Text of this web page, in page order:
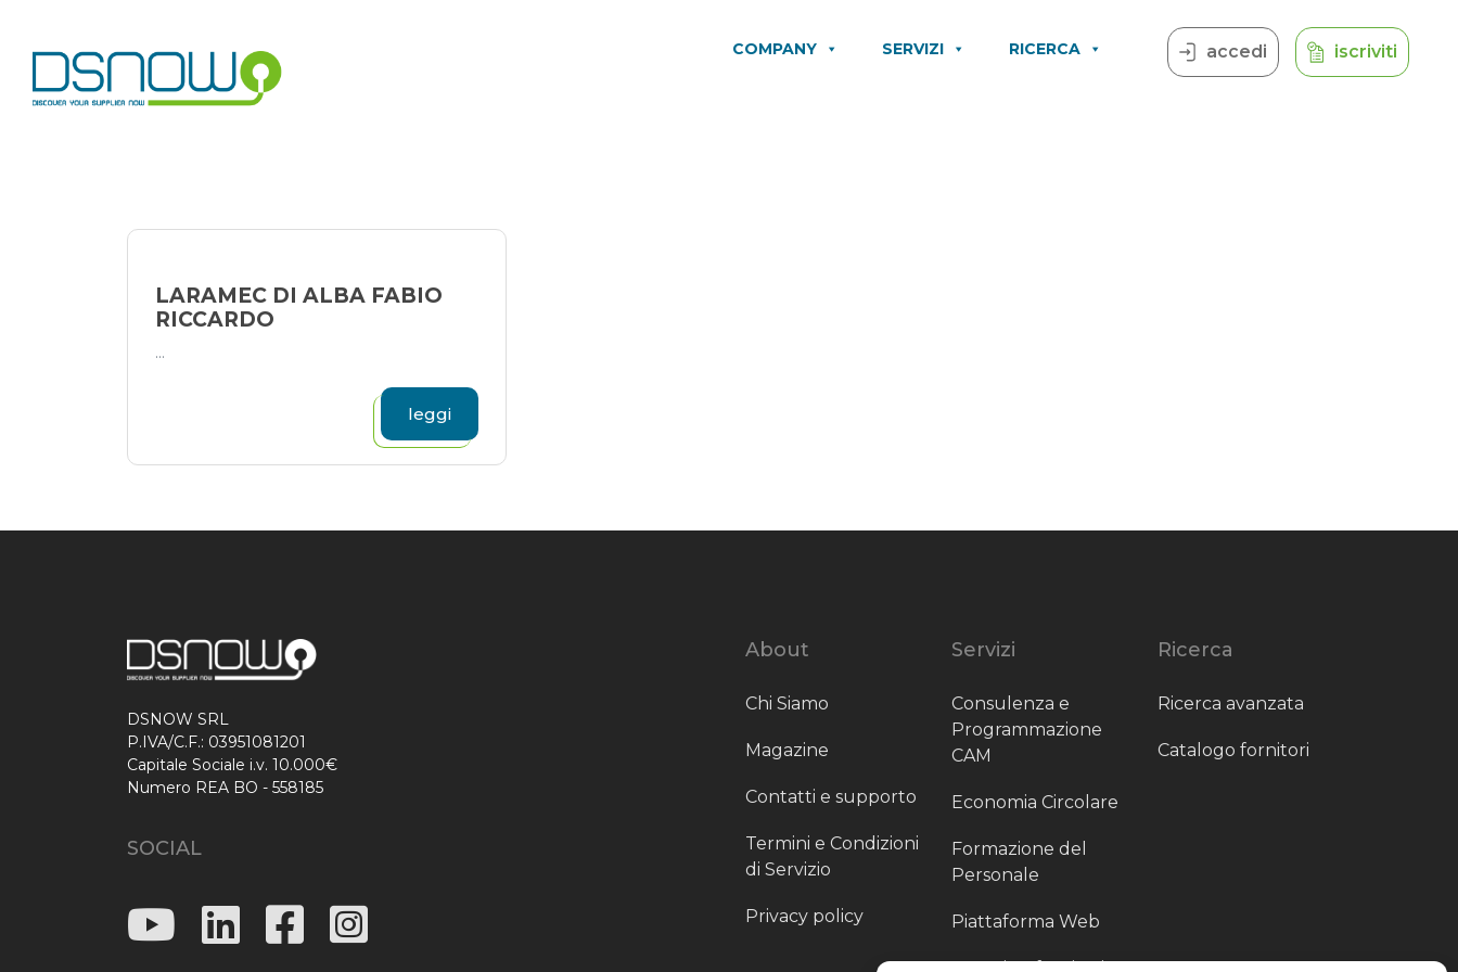
content
COMPANY SERVIZI RICERCA accedi iscriviti
LARAMEC DI ALBA FABIO
RICCARDO
...
leggi
DSNOW SRL
P.IVA/C.F.: 03951081201
Capitale Sociale i.v. 10.000€
Numero REA BO - 558185
SOCIAL
About
Chi Siamo
Magazine
Contatti e supporto
Termini e Condizioni
di Servizio
Privacy policy
Servizi
Consulenza e
Programmazione
CAM
Economia Circolare
Formazione del
Personale
Piattaforma Web
Ricerca
Ricerca avanzata
Catalogo fornitori